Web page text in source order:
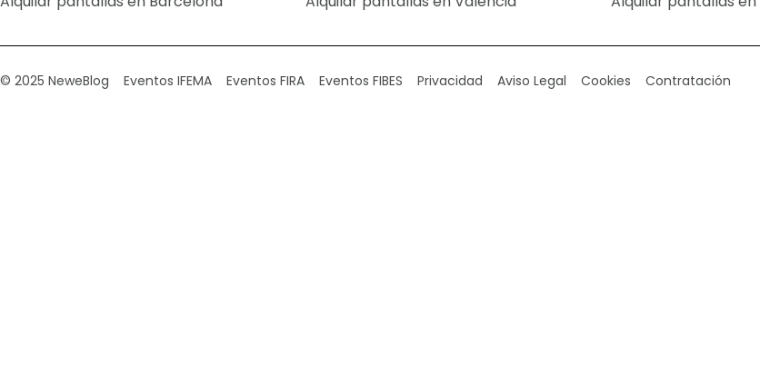
© 2025 NeweBlog Eventos IFEMA Eventos FIRA Eventos FIBES Privacidad Aviso Legal Cookies Contratación